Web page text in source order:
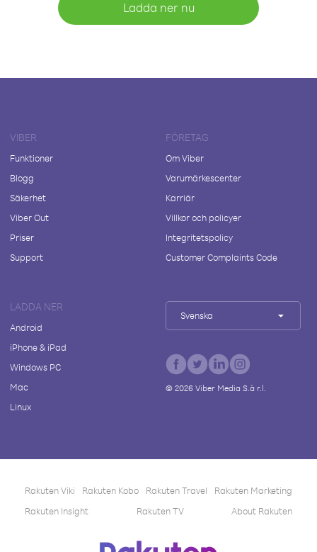
Ladda ner nu
VIBER
Funktioner
Blogg
Säkerhet
Viber Out
Priser
Support
FÖRETAG
Om Viber
Varumärkescenter
Karriär
Villkor och policyer
Integritetspolicy
Customer Complaints Code
LADDA NER
Android
iPhone & iPad
Windows PC
Mac
Linux
Svenska
© 2026Viber Media S.à r.l.
Rakuten Viki Rakuten Kobo Rakuten Travel
Rakuten Marketing
Rakuten Insight
Rakuten TV About Rakuten